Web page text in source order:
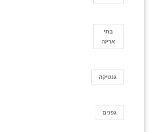
בתי
אריזה
גנטיקה
גפנים